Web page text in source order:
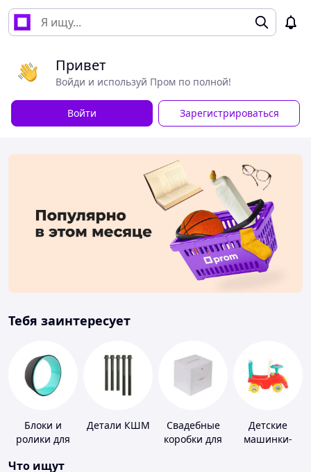
Привет
Войди и используй Пром по полной!
Войти Зарегистрироваться
Тебя заинтересует
Блоки и
ролики для
Детали КШМ
Свадебные
коробки для
Детские
машинки-
Что ищут